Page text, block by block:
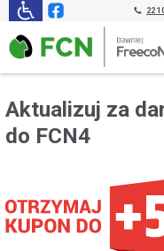
22
Aktualizuj za
do FCN4